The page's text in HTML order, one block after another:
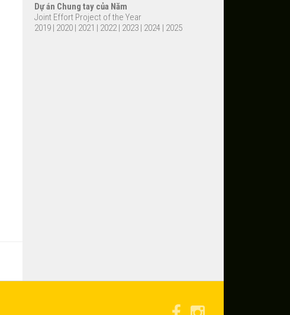
Dự án Chung tay của Năm
Joint Effort Project of the Year
2019 | 2020 | 2021 | 2022| 2023 | 2024 | 2025